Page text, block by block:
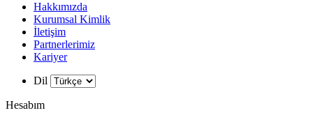
Hakkımızda
Kurumsal Kimlik
İletişim
Partnerlerimiz
Kariyer
Dil
Hesabım